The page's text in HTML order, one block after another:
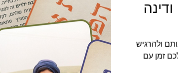
ולהרגיש
זמן עם